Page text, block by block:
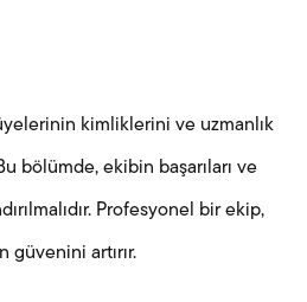
kimliklerini ve uzmanlık
bölümde, ekibin başarıları ve
Profesyonel bir ekip,
güvenini artırır.